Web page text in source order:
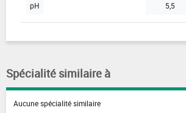
pH 5,5
Spécialité similaire à
Aucune spécialité similaire